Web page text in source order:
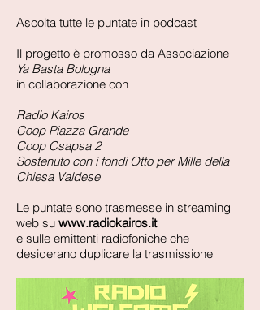
Ascolta tutte le puntate in podcast
Il progetto è promosso da Associazione
Ya Basta Bologna
in collaborazione con
Radio Kairos
Coop Piazza Grande
Coop Csapsa 2
Sostenuto con i fondi Otto per Mille della
Chiesa Valdese
Le puntate sono trasmesse in streaming
web su www.radiokairos.it
e sulle emittenti radiofoniche che
desiderano duplicare la trasmissione